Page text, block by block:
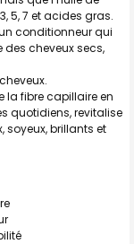
5, 7 et acides gras.
conditionneur qui
cheveux secs,
la fibre capillaire en
quotidiens, revitalise
soyeux, brillants et